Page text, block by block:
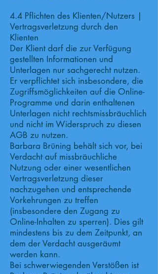
4.4 Pflichten des Klienten/Nutzers |
Vertragsverletzung durch den
Klienten
Der Klient darf die zur Verfügung
gestellten Informationen und
Unterlagen nur sachgerecht nutzen.
Er verpflichtet sich insbesondere, die
Zugriffsmöglichkeiten auf die Online-
Programme und darin enthaltenen
Unterlagen nicht rechtsmissbräuchlich
und nicht im Widerspruch zu diesen
AGB zu nutzen.
Barbara Brüning behält sich vor, bei
Verdacht auf missbräuchliche
Nutzung oder einer wesentlichen
Vertragsverletzung dieser
nachzugehen und entsprechende
Vorkehrungen zu treffen
(insbesondere den Zugang zu
Online-Inhalten zu sperren). Dies gilt
mindestens bis zu dem Zeitpunkt, an
dem der Verdacht ausgeräumt
werden kann.
Bei schwerwiegenden Verstößen ist